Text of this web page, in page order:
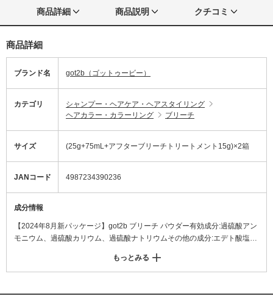
商品詳細 商品説明 クチコミ
商品詳細
ブランド名 got2b（ゴットゥービー）
カテゴリ
シャンプー・ヘアケア・ヘアスタイリング
ヘアカラー・カラーリング
ブリーチ
サイズ (25g+75mL+アフターブリーチトリートメント15g)×2箱
JANコード 4987234390236
成分情報
【2024年8月新パッケージ】got2b ブリーチ パウダー有効成分:過硫酸アン
モニウム、過硫酸カリウム、過硫酸ナトリウムその他の成分:エデト酸塩、
水ケイ酸、無水メタケイ酸Na、流動パラフィンデベロパー Ja有効成分:過
酸化水素水その他の成分:コハク酸、酒石酸、ヤシ油脂肪酸アミドプロピル
もっとみる